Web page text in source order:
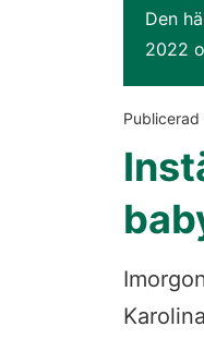
Den
2022
Publicerad